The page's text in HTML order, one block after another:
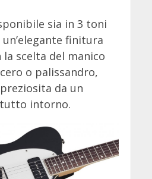
sia in 3 toni
finitura
scelta del manico
o palissandro,
da un
intorno.